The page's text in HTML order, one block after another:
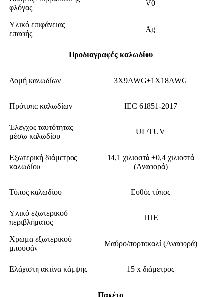
φλόγας
V0
Υλικό επιφάνειας
επαφής
Ag
Προδιαγραφές καλωδίου
Δομή καλωδίων 3X9AWG+1X18AWG
Πρότυπα καλωδίων IEC 61851-2017
Έλεγχος ταυτότητας
μέσω καλωδίου
UL/TUV
Εξωτερική διάμετρος
καλωδίου
14,1 χιλιοστά ±0,4 χιλιοστά
(Αναφορά)
Τύπος καλωδίου Ευθύς τύπος
Υλικό εξωτερικού
περιβλήματος
ΤΠΕ
Χρώμα εξωτερικού
μπουφάν
Μαύρο/πορτοκαλί (Αναφορά)
Ελάχιστη ακτίνα κάμψης 15 x διάμετρος
Πακέτο